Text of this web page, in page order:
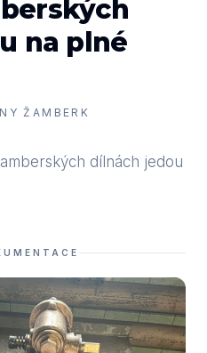
na plné
ŽAMBERK
dílnách jedou